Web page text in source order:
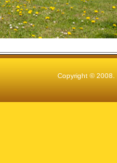
Copyright ©